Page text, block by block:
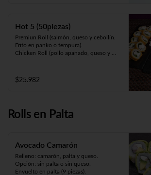
Hot 5 (50piezas)
Premiun Roll (salmón, queso y cebollín.
Frito en panko o tempura).
Chicken Roll (pollo apanado, queso y
palta. Envuelto en pollo apanado y salsa
maracuyá).
teriyaki).
$25.982
Rolls en Palta
Avocado Camarón
Relleno: camarón, palta y queso.
Opción: sin palta o sin queso.
Envuelto en palta (9 piezas).